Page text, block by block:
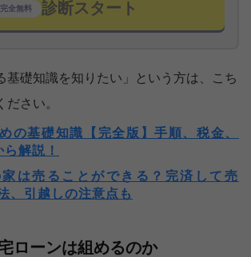
完全無料 診断スタート
基礎知識を知りたい」という方は、こち
ださい。
の基礎知識【完全版】手順、税金、
解説！
家は売ることができる？完済して売
、引越しの注意点も
ローンは組めるのか